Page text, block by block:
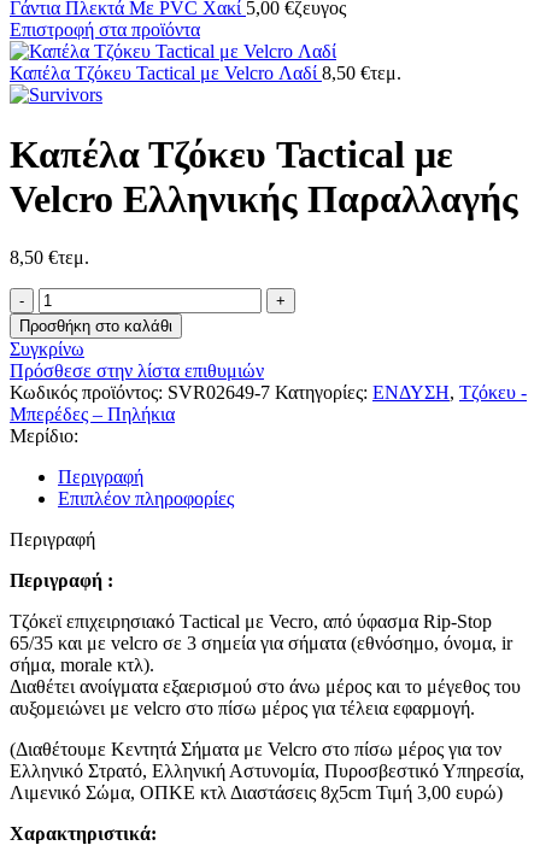
Γάντια Πλεκτά Με PVC Χακί 5,00 €ζευγος
Επιστροφή στα προϊόντα
Καπέλα Τζόκευ Tactical με Velcro Λαδί 8,50 €τεμ.
Καπέλα Τζόκευ Tactical με
Velcro Ελληνικής Παραλλαγής
8,50 €τεμ.
Καπέλα
Τζόκευ
Tactical
με
Velcro
Ελληνικής
Παραλλαγής
ποσότητα
Προσθήκη στο καλάθι
Συγκρίνω
Πρόσθεσε στην λίστα επιθυμιών
Κωδικός προϊόντος: SVR02649-7 Κατηγορίες: ΕΝΔΥΣΗ, Τζόκευ -
Μπερέδες – Πηλήκια
Μερίδιο:
Περιγραφή
Επιπλέον πληροφορίες
Περιγραφή
Περιγραφή :
Τζόκεϊ επιχειρησιακό Τactical με Vecro, από ύφασμα Rip-Stop
65/35 και με velcro σε 3 σημεία για σήματα (εθνόσημο, όνομα, ir
σήμα, morale κτλ).
Διαθέτει ανοίγματα εξαερισμού στο άνω μέρος και το μέγεθος του
αυξομειώνει με velcro στο πίσω μέρος για τέλεια εφαρμογή.
(Διαθέτουμε Κεντητά Σήματα με Velcro στο πίσω μέρος για τον
Ελληνικό Στρατό, Ελληνική Αστυνομία, Πυροσβεστικό Υπηρεσία,
Λιμενικό Σώμα, ΟΠΚΕ κτλ Διαστάσεις 8χ5cm Τιμή 3,00 ευρώ)
Χαρακτηριστικά: